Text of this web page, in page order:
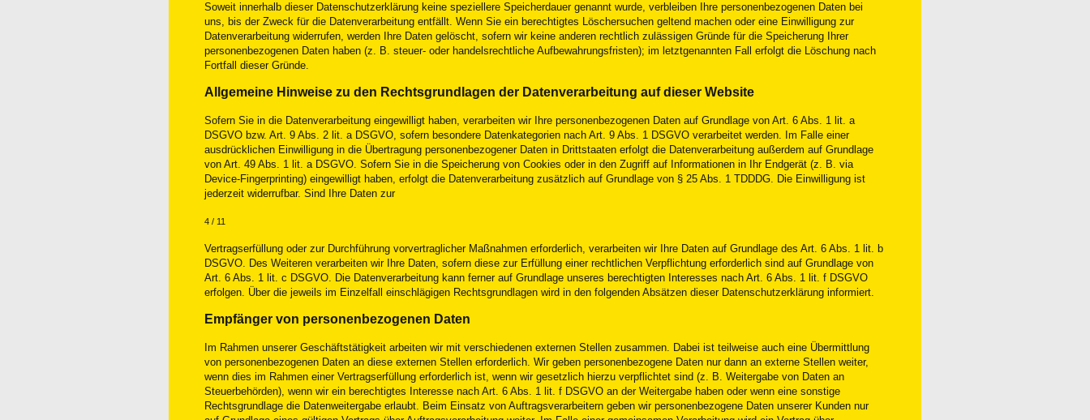
Soweit innerhalb dieser Datenschutzerklärung keine speziellere Speicherdauer genannt wurde, verbleiben Ihre personenbezogenen Daten bei
uns, bis der Zweck für die Datenverarbeitung entfällt. Wenn Sie ein berechtigtes Löschersuchen geltend machen oder eine Einwilligung zur
Datenverarbeitung widerrufen, werden Ihre Daten gelöscht, sofern wir keine anderen rechtlich zulässigen Gründe für die Speicherung Ihrer
personenbezogenen Daten haben (z. B. steuer- oder handelsrechtliche Aufbewahrungsfristen); im letztgenannten Fall erfolgt die Löschung nach
Fortfall dieser Gründe.
Allgemeine Hinweise zu den Rechtsgrundlagen der Datenverarbeitung auf dieser Website
Sofern Sie in die Datenverarbeitung eingewilligt haben, verarbeiten wir Ihre personenbezogenen Daten auf Grundlage von Art. 6 Abs. 1 lit. a
DSGVO bzw. Art. 9 Abs. 2 lit. a DSGVO, sofern besondere Datenkategorien nach Art. 9 Abs. 1 DSGVO verarbeitet werden. Im Falle einer
ausdrücklichen Einwilligung in die Übertragung personenbezogener Daten in Drittstaaten erfolgt die Datenverarbeitung außerdem auf Grundlage
von Art. 49 Abs. 1 lit. a DSGVO. Sofern Sie in die Speicherung von Cookies oder in den Zugriff auf Informationen in Ihr Endgerät (z. B. via
Device-Fingerprinting) eingewilligt haben, erfolgt die Datenverarbeitung zusätzlich auf Grundlage von § 25 Abs. 1 TDDDG. Die Einwilligung ist
jederzeit widerrufbar. Sind Ihre Daten zur
4 / 11
Vertragserfüllung oder zur Durchführung vorvertraglicher Maßnahmen erforderlich, verarbeiten wir Ihre Daten auf Grundlage des Art. 6 Abs. 1 lit. b
DSGVO. Des Weiteren verarbeiten wir Ihre Daten, sofern diese zur Erfüllung einer rechtlichen Verpflichtung erforderlich sind auf Grundlage von
Art. 6 Abs. 1 lit. c DSGVO. Die Datenverarbeitung kann ferner auf Grundlage unseres berechtigten Interesses nach Art. 6 Abs. 1 lit. f DSGVO
erfolgen. Über die jeweils im Einzelfall einschlägigen Rechtsgrundlagen wird in den folgenden Absätzen dieser Datenschutzerklärung informiert.
Empfänger von personenbezogenen Daten
Im Rahmen unserer Geschäftstätigkeit arbeiten wir mit verschiedenen externen Stellen zusammen. Dabei ist teilweise auch eine Übermittlung
von personenbezogenen Daten an diese externen Stellen erforderlich. Wir geben personenbezogene Daten nur dann an externe Stellen weiter,
wenn dies im Rahmen einer Vertragserfüllung erforderlich ist, wenn wir gesetzlich hierzu verpflichtet sind (z. B. Weitergabe von Daten an
Steuerbehörden), wenn wir ein berechtigtes Interesse nach Art. 6 Abs. 1 lit. f DSGVO an der Weitergabe haben oder wenn eine sonstige
Rechtsgrundlage die Datenweitergabe erlaubt. Beim Einsatz von Auftragsverarbeitern geben wir personenbezogene Daten unserer Kunden nur